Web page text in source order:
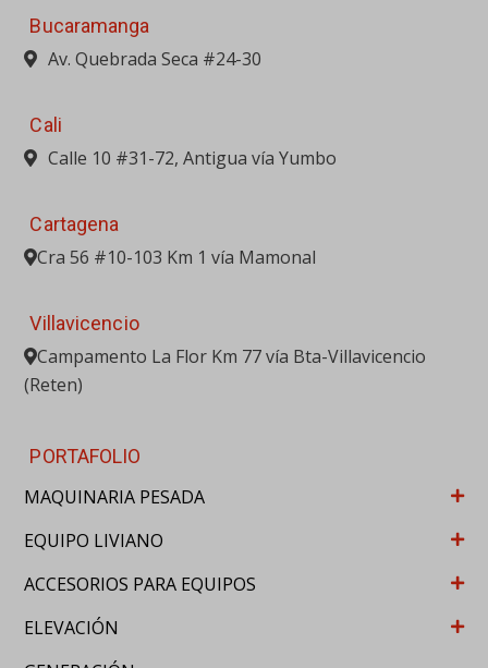
Bucaramanga
Av. Quebrada Seca #24-30
Cali
Calle 10 #31-72, Antigua vía Yumbo
Cartagena
Cra 56 #10-103 Km 1 vía Mamonal
Villavicencio
Campamento La Flor Km 77 vía Bta-Villavicencio
(Reten)
PORTAFOLIO
MAQUINARIA PESADA
EQUIPO LIVIANO
ACCESORIOS PARA EQUIPOS
ELEVACIÓN